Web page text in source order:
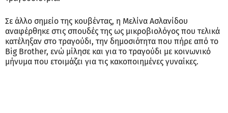
Σε άλλο σημείο της κουβέντας, η Μελίνα Ασλανίδου
αναφέρθηκε στις σπουδές της ως μικροβιολόγος που τελικά
κατέληξαν στο τραγούδι, την δημοσιότητα που πήρε από το
Big Brother, ενώ μίλησε και για το τραγούδι με κοινωνικό
μήνυμα που ετοιμάζει για τις κακοποιημένες γυναίκες.